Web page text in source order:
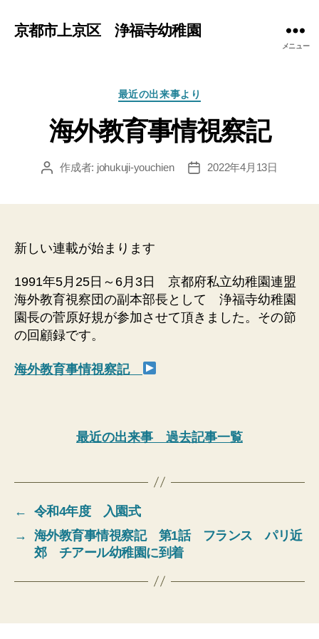
京都市上京区 浄福寺幼稚園
メニュー
カ
ゴ
リ
最近の出来事より
海外教育事情視察記
投 作成者: johukuji-youchien
投
2022年4月13日
新しい連載が始まります
1991年5月25日～6月3日 京都府私立幼稚園連盟
海外教育視察団の副本部長として 浄福寺幼稚園
園長の菅原好規が参加させて頂きました。その節
の回顧録です。
海外教育事情視察記
最近の出来事 過去記事一覧
←
令和4年度 入園式
→
海外教育事情視察記 第1話 フランス パリ近
郊 チアール幼稚園に到着